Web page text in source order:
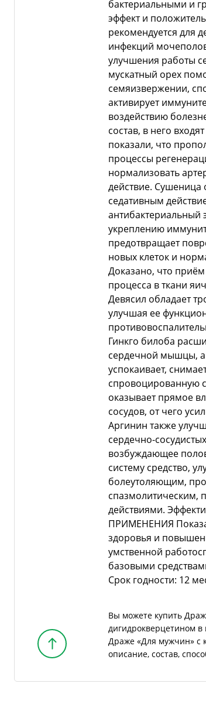
бактериальными и
эффект и
рекомендуется для
инфекций
улучшения работы
мускатный орех
семяизвержении,
активирует
воздействию
состав, в него
показали, что
процессы
нормализовать
действие.
седативным
антибактериальный
укреплению
предотвращает
новых клеток и
Доказано, что
процесса в ткани
Девясил обладает
улучшая ее
Гинкго билоба
сердечной мышцы, а
успокаивает,
спровоцированную
оказывает прямое
сосудов, от чего
Аргинин также
сердечно-
возбуждающее
систему средство,
болеутоляющим,
спазмолитическим,
действиями.
ПРИМЕНЕНИЯ
здоровья и
умственной
базовыми
Срок годности: 12
Вы можете купить
дигидрокверцетином в
Драже «Для мужчин» с
описание, состав,